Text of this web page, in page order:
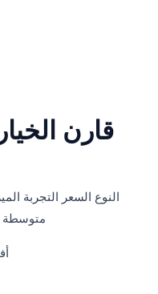
قارن
النوع السعر التجربة
متوسطة